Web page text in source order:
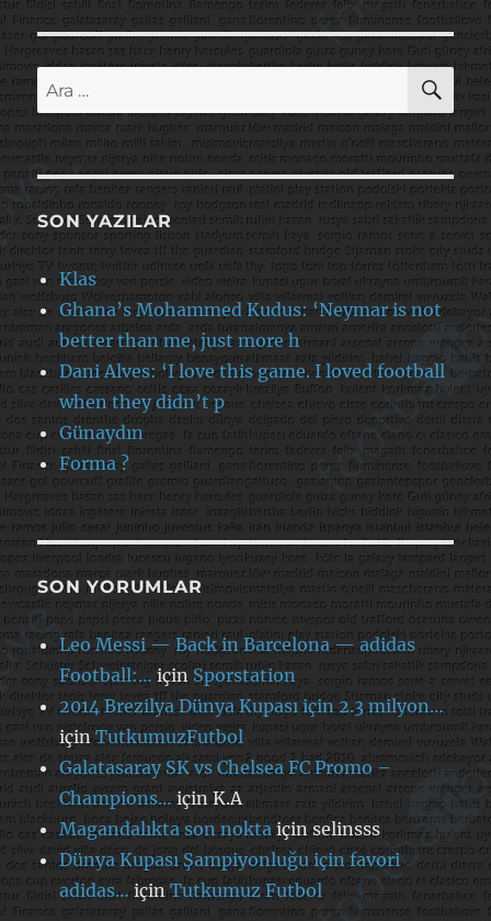
Ara:
SON YAZILAR
Klas
Ghana’s Mohammed Kudus: ‘Neymar is not
better than me, just more h
Dani Alves: ‘I love this game. I loved football
when they didn’t p
Günaydın
Forma ?
SON YORUMLAR
Leo Messi — Back in Barcelona — adidas
Football:… içinSporstation
2014 Brezilya Dünya Kupası için 2.3 milyon…
içinTutkumuzFutbol
Galatasaray SK vs Chelsea FC Promo –
Champions…içinK.A
Magandalıkta son noktaiçinselinsss
Dünya Kupası Şampiyonluğu için favori
adidas…içinTutkumuz Futbol